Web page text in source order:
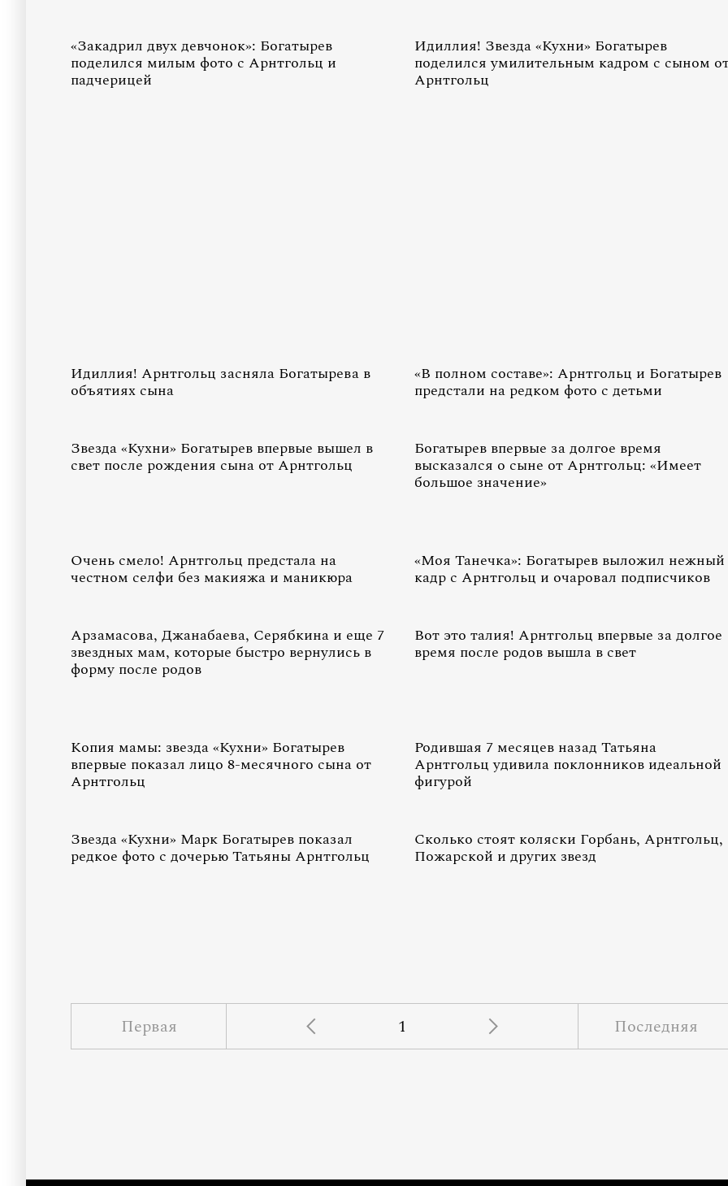
«Закадрил двух девчонок»: Богатырев
поделился милым фото с Арнтгольц и
падчерицей
Идиллия! Звезда «Кухни» Богатырев
поделился умилительным кадром с сыном
Арнтгольц
Идиллия! Арнтгольц засняла Богатырева в
объятиях сына
«В полном составе»: Арнтгольц и Богатырев
предстали на редком фото с детьми
Звезда «Кухни» Богатырев впервые вышел в
свет после рождения сына от Арнтгольц
Богатырев впервые за долгое время
высказался о сыне от Арнтгольц: «Имеет
большое значение»
Очень смело! Арнтгольц предстала на
честном селфи без макияжа и маникюра
«Моя Танечка»: Богатырев выложил нежный
кадр с Арнтгольц и очаровал подписчиков
Арзамасова, Джанабаева, Серябкина и еще 7
звездных мам, которые быстро вернулись в
форму после родов
Вот это талия! Арнтгольц впервые за долгое
время после родов вышла в свет
Копия мамы: звезда «Кухни» Богатырев
впервые показал лицо 8-месячного сына от
Арнтгольц
Родившая 7 месяцев назад Татьяна
Арнтгольц удивила поклонников идеальной
фигурой
Звезда «Кухни» Марк Богатырев показал
редкое фото с дочерью Татьяны Арнтгольц
Сколько стоят коляски Горбань, Арнтгольц,
Пожарской и других звезд
Первая 1 Последняя